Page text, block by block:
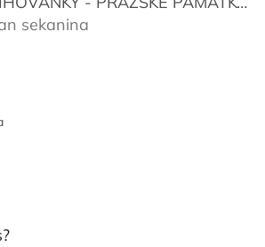
produktu je 5 z 5 hvězdiček.
sekanina